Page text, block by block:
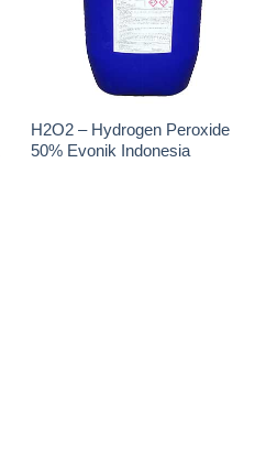
H2O2 – Hydrogen Peroxide
50% Evonik Indonesia